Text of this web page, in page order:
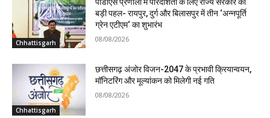
Chhattisgarh
पीडीएस प्रणाली में पारदर्शिता के लिए राज्य सरकार की
बड़ी पहल- रायपुर, दुर्ग और बिलासपुर में तीन ‘अन्नपूर्ति
ग्रेन एटीएम‘ का शुभारंभ
08/08/2026
Chhattisgarh
छत्तीसगढ़ अंजोर विजन-2047 के प्रभावी क्रियान्वयन,
मॉनिटरिंग और मूल्यांकन को मिलेगी नई गति
08/08/2026